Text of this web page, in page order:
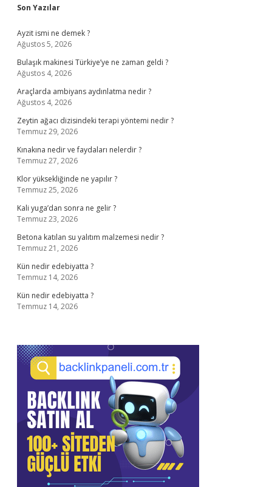
Sidebar
Son Yazılar
Ayzit ismi ne demek ?
Ağustos 5, 2026
Bulaşık makinesi Türkiye’ye ne zaman geldi ?
Ağustos 4, 2026
Araçlarda ambiyans aydınlatma nedir ?
Ağustos 4, 2026
Zeytin ağacı dizisindeki terapi yöntemi nedir ?
Temmuz 29, 2026
Kınakına nedir ve faydaları nelerdir ?
Temmuz 27, 2026
Klor yüksekliğinde ne yapılır ?
Temmuz 25, 2026
Kali yuga’dan sonra ne gelir ?
Temmuz 23, 2026
Betona katılan su yalıtım malzemesi nedir ?
Temmuz 21, 2026
Kün nedir edebiyatta ?
Temmuz 14, 2026
Kün nedir edebiyatta ?
Temmuz 14, 2026